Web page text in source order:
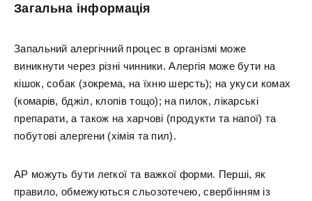
Загальна інформація
Запальний алергічний процес в організмі може
виникнути через різні чинники. Алергія може бути на
кішок, собак (зокрема, на їхню шерсть); на укуси комах
(комарів, бджіл, клопів тощо); на пилок, лікарські
препарати, а також на харчові (продукти та напої) та
побутові алергени (хімія та пил).
АР можуть бути легкої та важкої форми. Перші, як
правило, обмежуються сльозотечею, свербінням із